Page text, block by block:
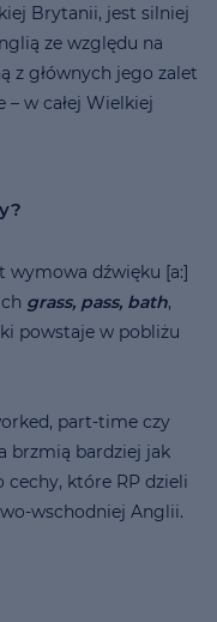
Brytanii, jest silniej
ze względu na
z głównych jego zalet
w całej Wielkiej
wymowa dźwięku [a:]
grass, pass, bath,
powstaje w pobliżu
part-time czy
brzmią bardziej jak
cechy, które RP dzieli
wschodniej Anglii.